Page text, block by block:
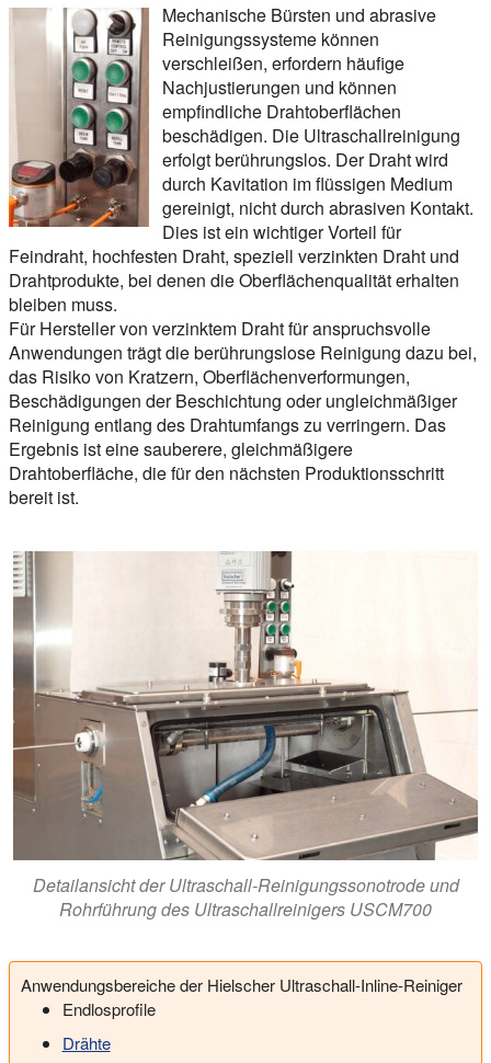
Mechanische Bürsten und abrasive
Reinigungssysteme können
verschleißen, erfordern häufige
Nachjustierungen und können
empfindliche Drahtoberflächen
beschädigen. Die Ultraschallreinigung
erfolgt berührungslos. Der Draht wird
durch Kavitation im flüssigen Medium
gereinigt, nicht durch abrasiven Kontakt.
Dies ist ein wichtiger Vorteil für
Feindraht, hochfesten Draht, speziell verzinkten Draht und
Drahtprodukte, bei denen die Oberflächenqualität erhalten
bleiben muss.
Für Hersteller von verzinktem Draht für anspruchsvolle
Anwendungen trägt die berührungslose Reinigung dazu bei,
das Risiko von Kratzern, Oberflächenverformungen,
Beschädigungen der Beschichtung oder ungleichmäßiger
Reinigung entlang des Drahtumfangs zu verringern. Das
Ergebnis ist eine sauberere, gleichmäßigere
Drahtoberfläche, die für den nächsten Produktionsschritt
bereit ist.
Detailansicht der Ultraschall-Reinigungssonotrode und
Rohrführung des Ultraschallreinigers USCM700
Anwendungsbereiche der Hielscher Ultraschall-Inline-Reiniger
Endlosprofile
Drähte